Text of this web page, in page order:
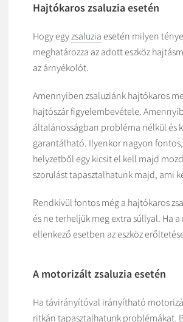
Hajtókaros zsaluzia esetén
Hogy egyzsaluzia esetén milyen
meghatározza az adott eszköz
az árnyékolót.
Amennyiben zsaluziánk hajtókaros
hajtószár figyelembevétele.
általánosságban probléma nélkül és
garantálható. Ilyenkor nagyon
helyzetből egy kicsit el kell majd
szorulást tapasztalhatunk majd, ami
Rendkívül fontos még a hajtókaros
és ne terheljük meg extra súllyal. Ha
ellenkező esetben az eszköz
A motorizált zsaluzia esetén
Ha távirányítóval irányítható
ritkán tapasztalhatunk problémákat.